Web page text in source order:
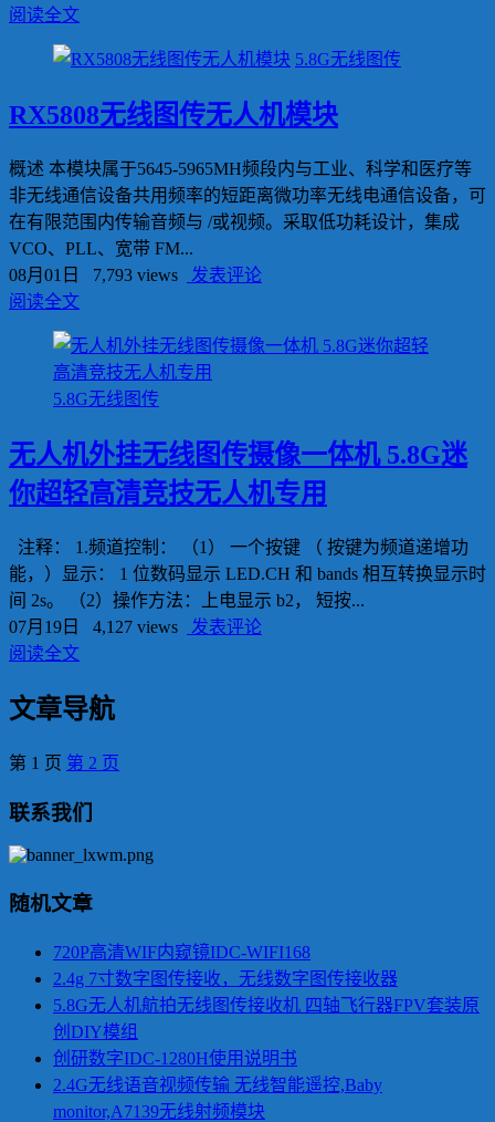
阅读全文
5.8G无线图传
RX5808无线图传无人机模块
概述 本模块属于5645-5965MH频段内与工业、科学和医疗等
非无线通信设备共用频率的短距离微功率无线电通信设备，可
在有限范围内传输音频与 /或视频。采取低功耗设计，集成
VCO、PLL、宽带 FM...
08月01日
7,793 views
发表评论
阅读全文
5.8G无线图传
无人机外挂无线图传摄像一体机 5.8G迷
你超轻高清竞技无人机专用
注释： 1.频道控制： （1） 一个按键 （ 按键为频道递增功
能，）显示： 1 位数码显示 LED.CH 和 bands 相互转换显示时
间 2s。 （2）操作方法：上电显示 b2， 短按...
07月19日
4,127 views
发表评论
阅读全文
文章导航
第 1 页 第 2 页
联系我们
随机文章
720P高清WIF内窥镜IDC-WIFI168
2.4g 7寸数字图传接收，无线数字图传接收器
5.8G无人机航拍无线图传接收机 四轴飞行器FPV套装原
创DIY模组
创研数字IDC-1280H使用说明书
2.4G无线语音视频传输 无线智能遥控,Baby
monitor,A7139无线射频模块